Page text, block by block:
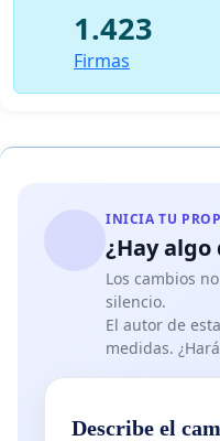
1.423
Firmas
INICIA TU
¿Hay
Los cambios
silencio.
El autor de
medidas.
Describe el